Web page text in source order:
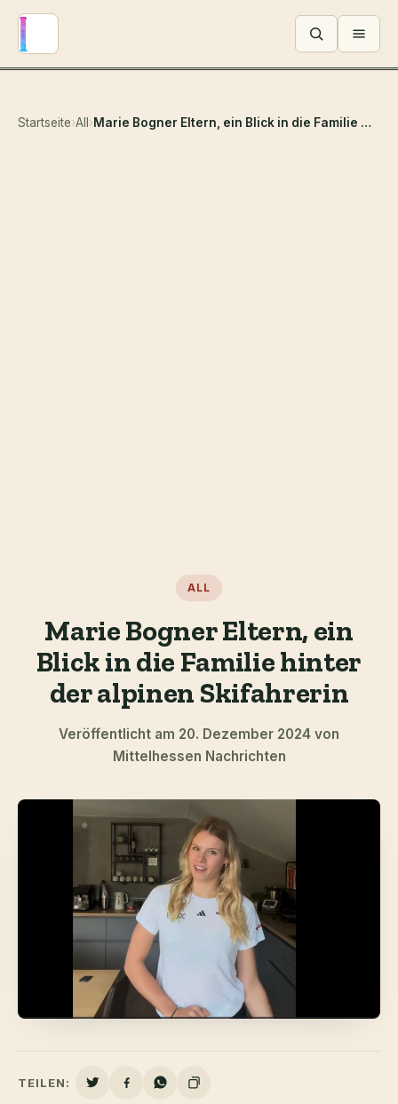
Menü
Startseite›All › Marie Bogner Eltern, ein Blick in die Familie hinter der alpinen Skifahrerin
ALL
Marie Bogner Eltern, ein
Blick in die Familie hinter
der alpinen Skifahrerin
Veröffentlicht am 20. Dezember 2024 von
Mittelhessen Nachrichten
TEILEN: